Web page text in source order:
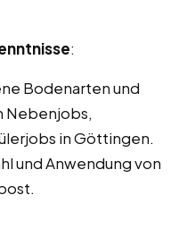
:
Bodenarten und
Nebenjobs,
in Göttingen.
und Anwendung von